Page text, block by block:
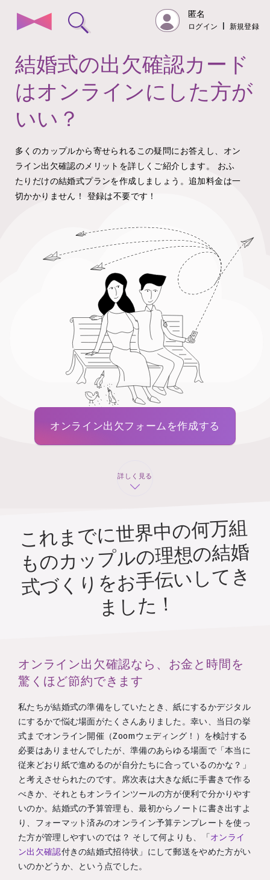
匿名
ログイン 新規登録
結婚式の出欠確認カード
はオンラインにした方が
いい？
多くのカップルから寄せられるこの疑問にお答えし、オン
ライン出欠確認のメリットを詳しくご紹介します。
おふ
たりだけの結婚式プランを作成しましょう。追加料金は一
切かかりません！
登録は不要です！
オンライン出欠フォームを作成する
詳しく見る
これまでに世界中の何万組
ものカップルの理想の結婚
式づくりをお手伝いしてき
ました！
オンライン出欠確認なら、お金と時間を
驚くほど節約できます
私たちが結婚式の準備をしていたとき、紙にするかデジタル
にするかで悩む場面がたくさんありました。幸い、当日の挙
式までオンライン開催（Zoomウェディング！）を検討する
必要はありませんでしたが、準備のあらゆる場面で「本当に
従来どおり紙で進めるのが自分たちに合っているのかな？」
と考えさせられたのです。席次表は大きな紙に手書きで作る
べきか、それともオンラインツールの方が便利で分かりやす
いのか。結婚式の予算管理も、最初からノートに書き出すよ
り、フォーマット済みのオンライン予算テンプレートを使っ
た方が管理しやすいのでは？ そして何よりも、「オンライ
ン出欠確認付きの結婚式招待状」にして郵送をやめた方がい
いのかどうか、という点でした。